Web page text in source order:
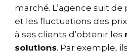
marché. L’agence suit
et les fluctuations des
à ses clients d’obtenir les
solutions. Par exemple,